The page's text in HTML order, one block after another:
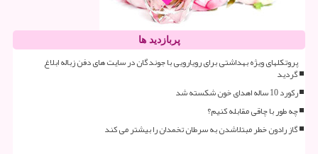
پربازدید ها
پروتکلهای ویژه بهداشتی برای رویارویی با جوندگان در سایت های دفن زباله ابلاغ
گردید
رکورد 10 ساله اهدای خون شکسته شد
چه طور با چاقی مقابله کنیم؟
گاز رادون خطر مبتلاشدن به سرطان تخمدان را بیشتر می کند